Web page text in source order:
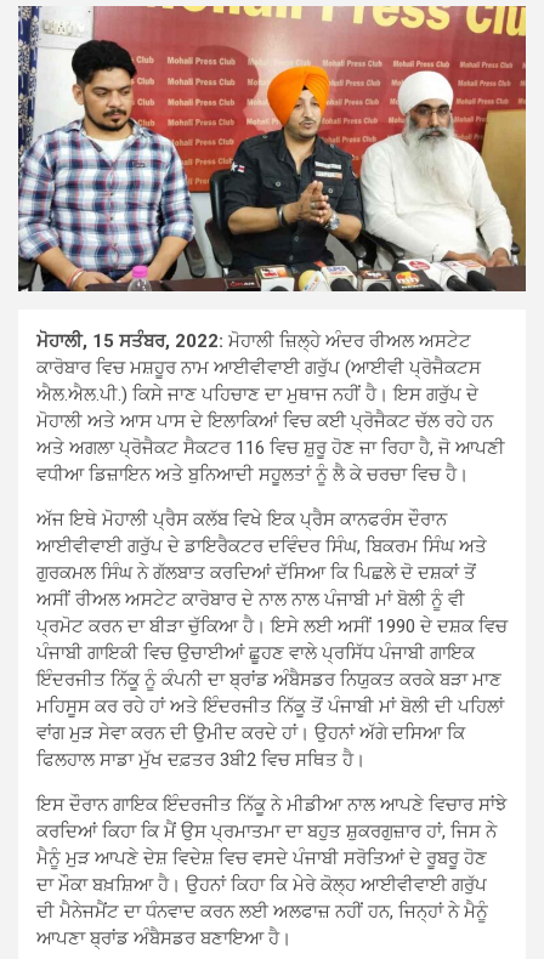
ਮੋਹਾਲੀ, 15 ਸਤੰਬਰ, 2022: ਮੋਹਾਲੀ ਜ਼ਿਲ੍ਹੇ ਅੰਦਰ ਰੀਅਲ ਅਸਟੇਟ
ਕਾਰੋਬਾਰ ਵਿਚ ਮਸ਼ਹੂਰ ਨਾਮ ਆਈਵੀਵਾਈ ਗਰੁੱਪ (ਆਈਵੀ ਪ੍ਰੋਜੈਕਟਸ
ਐਲ.ਐਲ.ਪੀ.) ਕਿਸੇ ਜਾਣ ਪਹਿਚਾਣ ਦਾ ਮੁਥਾਜ ਨਹੀਂ ਹੈ। ਇਸ ਗਰੁੱਪ ਦੇ
ਮੋਹਾਲੀ ਅਤੇ ਆਸ ਪਾਸ ਦੇ ਇਲਾਕਿਆਂ ਵਿਚ ਕਈ ਪ੍ਰੋਜੈਕਟ ਚੱਲ ਰਹੇ ਹਨ
ਅਤੇ ਅਗਲਾ ਪ੍ਰੋਜੈਕਟ ਸੈਕਟਰ 116 ਵਿਚ ਸ਼ੁਰੂ ਹੋਣ ਜਾ ਰਿਹਾ ਹੈ, ਜੋ ਆਪਣੀ
ਵਧੀਆ ਡਿਜ਼ਾਇਨ ਅਤੇ ਬੁਨਿਆਦੀ ਸਹੂਲਤਾਂ ਨੂੰ ਲੈ ਕੇ ਚਰਚਾ ਵਿਚ ਹੈ।
ਅੱਜ ਇਥੇ ਮੋਹਾਲੀ ਪ੍ਰੈਸ ਕਲੱਬ ਵਿਖੇ ਇਕ ਪ੍ਰੈਸ ਕਾਨਫਰੰਸ ਦੌਰਾਨ
ਆਈਵੀਵਾਈ ਗਰੁੱਪ ਦੇ ਡਾਇਰੈਕਟਰ ਦਵਿੰਦਰ ਸਿੰਘ, ਬਿਕਰਮ ਸਿੰਘ ਅਤੇ
ਗੁਰਕਮਲ ਸਿੰਘ ਨੇ ਗੱਲਬਾਤ ਕਰਦਿਆਂ ਦੱਸਿਆ ਕਿ ਪਿਛਲੇ ਦੋ ਦਸ਼ਕਾਂ ਤੋਂ
ਅਸੀਂ ਰੀਅਲ ਅਸਟੇਟ ਕਾਰੋਬਾਰ ਦੇ ਨਾਲ ਨਾਲ ਪੰਜਾਬੀ ਮਾਂ ਬੋਲੀ ਨੂੰ ਵੀ
ਪ੍ਰਮੋਟ ਕਰਨ ਦਾ ਬੀੜਾ ਚੁੱਕਿਆ ਹੈ। ਇਸੇ ਲਈ ਅਸੀਂ 1990 ਦੇ ਦਸ਼ਕ ਵਿਚ
ਪੰਜਾਬੀ ਗਾਇਕੀ ਵਿਚ ਉਚਾਈਆਂ ਛੂਹਣ ਵਾਲੇ ਪ੍ਰਸਿੱਧ ਪੰਜਾਬੀ ਗਾਇਕ
ਇੰਦਰਜੀਤ ਨਿੱਕੂ ਨੂੰ ਕੰਪਨੀ ਦਾ ਬ੍ਰਾਂਡ ਅੰਬੈਸਡਰ ਨਿਯੁਕਤ ਕਰਕੇ ਬੜਾ ਮਾਣ
ਮਹਿਸੂਸ ਕਰ ਰਹੇ ਹਾਂ ਅਤੇ ਇੰਦਰਜੀਤ ਨਿੱਕੂ ਤੋਂ ਪੰਜਾਬੀ ਮਾਂ ਬੋਲੀ ਦੀ ਪਹਿਲਾਂ
ਵਾਂਗ ਮੁੜ ਸੇਵਾ ਕਰਨ ਦੀ ਉਮੀਦ ਕਰਦੇ ਹਾਂ। ਉਹਨਾਂ ਅੱਗੇ ਦਸਿਆ ਕਿ
ਫਿਲਹਾਲ ਸਾਡਾ ਮੁੱਖ ਦਫ਼ਤਰ 3ਬੀ2 ਵਿਚ ਸਥਿਤ ਹੈ।
ਇਸ ਦੌਰਾਨ ਗਾਇਕ ਇੰਦਰਜੀਤ ਨਿੱਕੂ ਨੇ ਮੀਡੀਆ ਨਾਲ ਆਪਣੇ ਵਿਚਾਰ ਸਾਂਝੇ
ਕਰਦਿਆਂ ਕਿਹਾ ਕਿ ਮੈਂ ਉਸ ਪ੍ਰਮਾਤਮਾ ਦਾ ਬਹੁਤ ਸ਼ੁਕਰਗੁਜ਼ਾਰ ਹਾਂ, ਜਿਸ ਨੇ
ਮੈਨੂੰ ਮੁੜ ਆਪਣੇ ਦੇਸ਼ ਵਿਦੇਸ਼ ਵਿਚ ਵਸਦੇ ਪੰਜਾਬੀ ਸਰੋਤਿਆਂ ਦੇ ਰੂਬਰੂ ਹੋਣ
ਦਾ ਮੌਕਾ ਬਖ਼ਸ਼ਿਆ ਹੈ। ਉਹਨਾਂ ਕਿਹਾ ਕਿ ਮੇਰੇ ਕੋਲ੍ਹ ਆਈਵੀਵਾਈ ਗਰੁੱਪ
ਦੀ ਮੈਨੇਜਮੈਂਟ ਦਾ ਧੰਨਵਾਦ ਕਰਨ ਲਈ ਅਲਫਾਜ਼ ਨਹੀਂ ਹਨ, ਜਿਨ੍ਹਾਂ ਨੇ ਮੈਨੂੰ
ਆਪਣਾ ਬ੍ਰਾਂਡ ਅੰਬੈਸਡਰ ਬਣਾਇਆ ਹੈ।